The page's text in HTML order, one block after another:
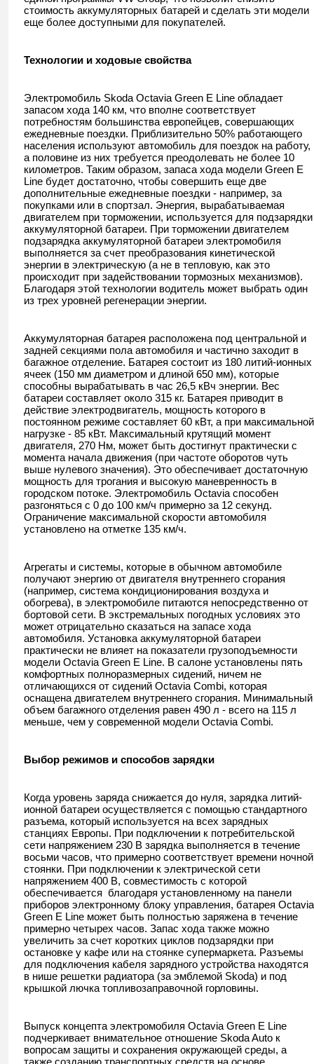
стоимость аккумуляторных батарей и сделать эти модели
еще более доступными для покупателей.
Технологии и ходовые свойства
Электромобиль Skoda Octavia Green E Line обладает
запасом хода 140 км, что вполне соответствует
потребностям большинства европейцев, совершающих
ежедневные поездки. Приблизительно 50% работающего
населения используют автомобиль для поездок на работу,
а половине из них требуется преодолевать не более 10
километров. Таким образом, запаса хода модели Green E
Line будет достаточно, чтобы совершить еще две
дополнительные ежедневные поездки - например, за
покупками или в спортзал. Энергия, вырабатываемая
двигателем при торможении, используется для подзарядки
аккумуляторной батареи. При торможении двигателем
подзарядка аккумуляторной батареи электромобиля
выполняется за счет преобразования кинетической
энергии в электрическую (а не в тепловую, как это
происходит при задействовании тормозных механизмов).
Благодаря этой технологии водитель может выбрать один
из трех уровней регенерации энергии.
Аккумуляторная батарея расположена под центральной и
задней секциями пола автомобиля и частично заходит в
багажное отделение. Батарея состоит из 180 литий-ионных
ячеек (150 мм диаметром и длиной 650 мм), которые
способны вырабатывать в час 26,5 кВч энергии. Вес
батареи составляет около 315 кг. Батарея приводит в
действие электродвигатель, мощность которого в
постоянном режиме составляет 60 кВт, а при максимальной
нагрузке - 85 кВт. Максимальный крутящий момент
двигателя, 270 Нм, может быть достигнут практически с
момента начала движения (при частоте оборотов чуть
выше нулевого значения). Это обеспечивает достаточную
мощность для трогания и высокую маневренность в
городском потоке. Электромобиль Octavia способен
разгоняться с 0 до 100 км/ч примерно за 12 секунд.
Ограничение максимальной скорости автомобиля
установлено на отметке 135 км/ч.
Агрегаты и системы, которые в обычном автомобиле
получают энергию от двигателя внутреннего сгорания
(например, система кондиционирования воздуха и
обогрева), в электромобиле питаются непосредственно от
бортовой сети. В экстремальных погодных условиях это
может отрицательно сказаться на запасе хода
автомобиля. Установка аккумуляторной батареи
практически не влияет на показатели грузоподъемности
модели Octavia Green E Line. В салоне установлены пять
комфортных полноразмерных сидений, ничем не
отличающихся от сидений Octavia Combi, которая
оснащена двигателем внутреннего сгорания. Минимальный
объем багажного отделения равен 490 л - всего на 115 л
меньше, чем у современной модели Octavia Combi.
Выбор режимов и способов зарядки
Когда уровень заряда снижается до нуля, зарядка литий-
ионной батареи осуществляется с помощью стандартного
разъема, который используется на всех зарядных
станциях Европы. При подключении к потребительской
сети напряжением 230 В зарядка выполняется в течение
восьми часов, что примерно соответствует времени ночной
стоянки. При подключении к электрической сети
напряжением 400 В, совместимость с которой
обеспечивается благодаря установленному на панели
приборов электронному блоку управления, батарея Octavia
Green E Line может быть полностью заряжена в течение
примерно четырех часов. Запас хода также можно
увеличить за счет коротких циклов подзарядки при
остановке у кафе или на стоянке супермаркета. Разъемы
для подключения кабеля зарядного устройства находятся
в нише решетки радиатора (за эмблемой Skoda) и под
крышкой лючка топливозаправочной горловины.
Выпуск концепта электромобиля Octavia Green E Line
подчеркивает внимательное отношение Skoda Auto к
вопросам защиты и сохранения окружающей среды, а
также созданию транспортных средств на основе